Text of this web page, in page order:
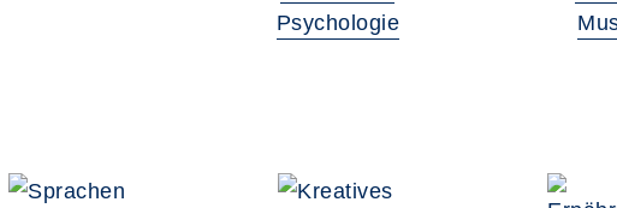
Psychologie